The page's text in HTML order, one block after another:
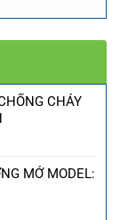
CHÁY
MỞ MODEL: